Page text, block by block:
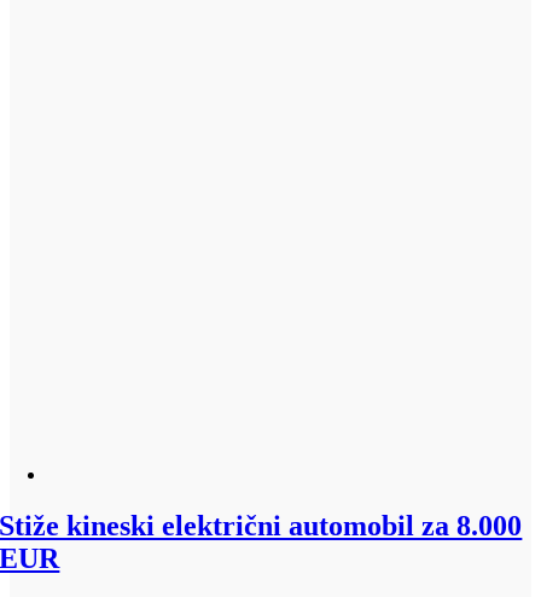
Stiže kineski električni automobil za 8.000
EUR